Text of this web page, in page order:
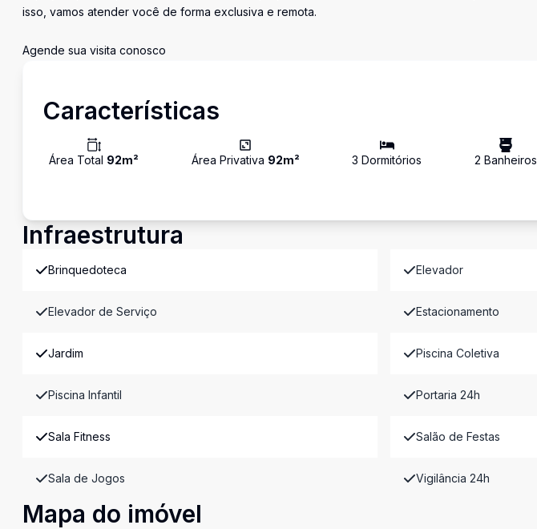
isso, vamos atender você de forma exclusiva e remota.
Agende sua visita conosco
Características
Área Total 92m² Área Privativa 92m² 3 Dormitórios 2 Banheiros
Infraestrutura
Brinquedoteca Elevador
Elevador de Serviço Estacionamento
Jardim Piscina Coletiva
Piscina Infantil Portaria 24h
Sala Fitness Salão de Festas
Sala de Jogos Vigilância 24h
Mapa do imóvel